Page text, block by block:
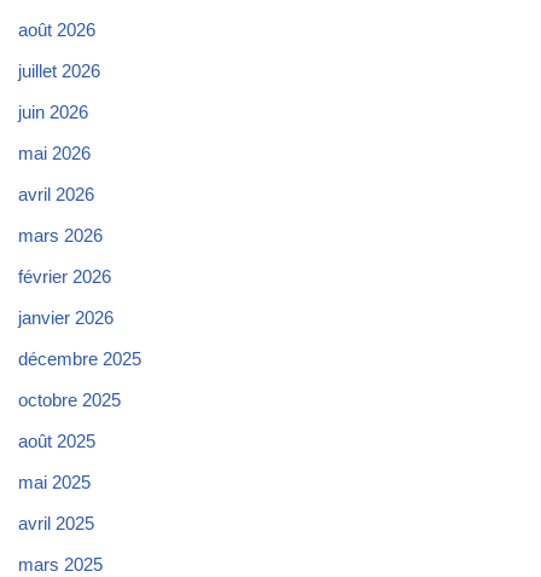
août 2026
juillet 2026
juin 2026
mai 2026
avril 2026
mars 2026
février 2026
janvier 2026
décembre 2025
octobre 2025
août 2025
mai 2025
avril 2025
mars 2025